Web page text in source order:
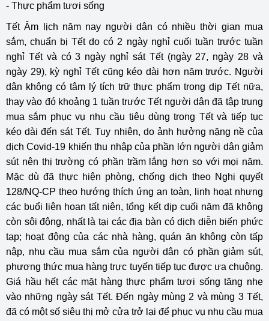
- Thực phẩm tươi sống
Tết Âm lịch năm nay người dân có nhiều thời gian mua
sắm, chuẩn bị Tết do có 2 ngày nghỉ cuối tuần trước tuần
nghỉ Tết và có 3 ngày nghỉ sát Tết (ngày 27, ngày 28 và
ngày 29), kỳ nghỉ Tết cũng kéo dài hơn năm trước. Người
dân không có tâm lý tích trữ thực phẩm trong dịp Tết nữa,
thay vào đó khoảng 1 tuần trước Tết người dân đã tập trung
mua sắm phục vụ nhu cầu tiêu dùng trong Tết và tiếp tục
kéo dài đến sát Tết. Tuy nhiên, do ảnh hưởng nặng nề của
dịch Covid-19 khiến thu nhập của phần lớn người dân giảm
sút nên thị trường có phần trầm lắng hơn so với mọi năm.
Mặc dù đã thực hiện phòng, chống dịch theo Nghị quyết
128/NQ-CP theo hướng thích ứng an toàn, linh hoạt nhưng
các buổi liên hoan tất niên, tổng kết dịp cuối năm đã không
còn sôi động, nhất là tại các địa bàn có dịch diễn biến phức
tạp; hoạt động của các nhà hàng, quán ăn không còn tấp
nập, nhu cầu mua sắm của người dân có phần giảm sút,
phương thức mua hàng trực tuyến tiếp tục được ưa chuộng.
Giá hầu hết các mặt hàng thực phẩm tươi sống tăng nhẹ
vào những ngày sát Tết. Đến ngày mùng 2 và mùng 3 Tết,
đã có một số siêu thị mở cửa trở lại để phục vụ nhu cầu mua